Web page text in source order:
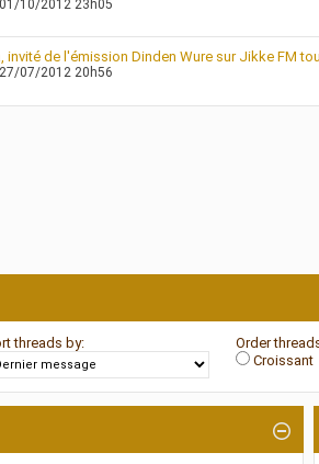
, 01/10/2012 23h05
invité de l'émission Dinden Wure sur Jikke FM
07/2012 20h56
threads by:
Order threads
Croissant